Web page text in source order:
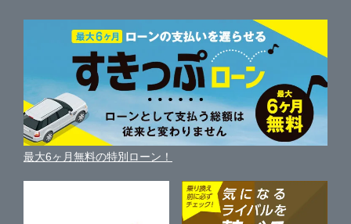
愛媛県
中古車人気ランキング
自動車ローンを調べる
ガリバーの自動車ローン
車買い替えの基礎知識
近くのお店で車を探す
車を売る時よくある質問
便利な査定サービス
中古車買取相場（毎月更新）
車の個人売買ガイド
新車・中古車カタログ
車の燃費を調べる
車種別クチコミ
車比較サイト
サイトマップ
サイトの使用条件
利用規約
保険代理店業務に関する基本方針
最大6ヶ月無料の特別ローン！